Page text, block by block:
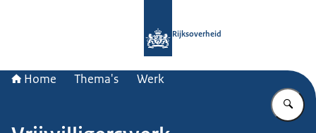
Rijksoverheid
Home Thema's Werk